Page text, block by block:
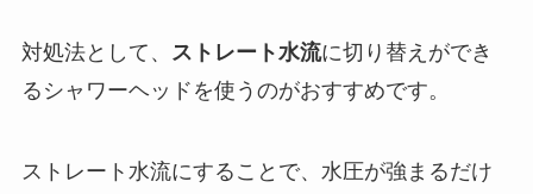
対処法として、 ストレート水流に切り替えができ
るシャワーヘッドを使うのがおすすめです。
ストレート水流にすることで、水圧が強まるだけ